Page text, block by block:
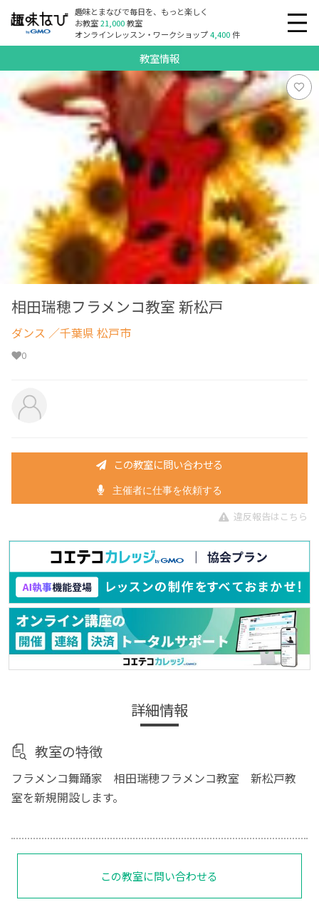
趣味とまなびで毎日を、もっと楽しく
お教室21,000教室
オンラインレッスン・ワークショップ4,400件
教室情報
相田瑞穂フラメンコ教室 新松戸
ダンス ／千葉県 松戸市
0
この教室に問い合わせる
主催者に仕事を依頼する
違反報告はこちら
詳細情報
教室の特徴
フラメンコ舞踊家 相田瑞穂フラメンコ教室 新松戸教
室を新規開設します。
この教室に問い合わせる